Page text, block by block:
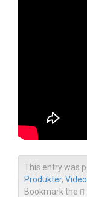
This entry was
Produkter, Video
Bookmark the